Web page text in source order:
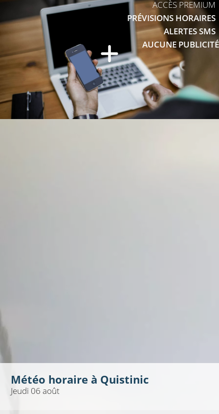
ACCÈS PREMIUM
PRÉVISIONS HORAIRES
ALERTES SMS
AUCUNE PUBLICITÉ
Météo horaire à Quistinic
Jeudi 06 août